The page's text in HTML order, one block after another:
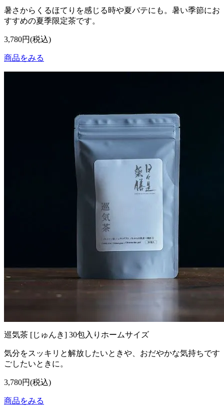
暑さからくるほてりを感じる時や夏バテにも。暑い季節にお
すすめの夏季限定茶です。
3,780円(税込)
商品をみる
巡気茶 [じゅんき] 30包入りホームサイズ
気分をスッキリと解放したいときや、おだやかな気持ちです
ごしたいときに。
3,780円(税込)
商品をみる